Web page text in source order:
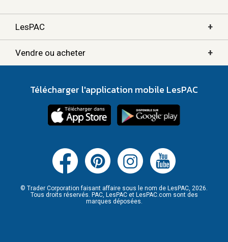
LesPAC +
Vendre ou acheter +
Télécharger l'application mobile LesPAC
© Trader Corporation faisant affaire sous le nom de LesPAC, 2026.
Tous droits réservés. PAC, LesPAC et LesPAC.com sont des
marques déposées.